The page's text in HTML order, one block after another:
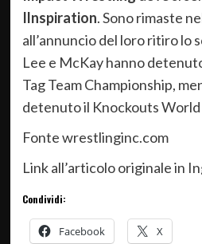
Ilnspiration. Sono rimaste
all’annuncio del loro ritiro lo
Lee e McKay hanno
Tag Team Championship,
detenuto il Knockouts World
Fonte wrestlinginc.com
Link all’articolo originale in
Condividi:
Facebook X